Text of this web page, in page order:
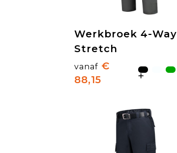
Werkbroek 4-Way
Stretch
vanaf €
88,15